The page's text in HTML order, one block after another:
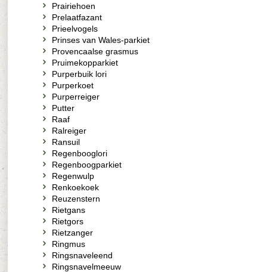
Prairiehoen
Prelaatfazant
Prieelvogels
Prinses van Wales-parkiet
Provencaalse grasmus
Pruimekopparkiet
Purperbuik lori
Purperkoet
Purperreiger
Putter
Raaf
Ralreiger
Ransuil
Regenbooglori
Regenboogparkiet
Regenwulp
Renkoekoek
Reuzenstern
Rietgans
Rietgors
Rietzanger
Ringmus
Ringsnaveleend
Ringsnavelmeeuw